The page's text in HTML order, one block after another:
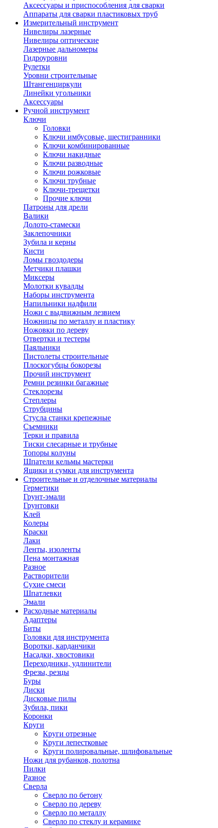
Аксессуары и приспособления для сварки
Аппараты для сварки пластиковых труб
Измерительный инструмент
Нивелиры лазерные
Нивелиры оптические
Лазерные дальномеры
Гидроуровни
Рулетки
Уровни строительные
Штангенциркули
Линейки угольники
Аксессуары
Ручной инструмент
Ключи
Головки
Ключи имбусовые, шестигранники
Ключи комбинированные
Ключи накидные
Ключи разводные
Ключи рожковые
Ключи трубные
Ключи-трещетки
Прочие ключи
Патроны для дрели
Валики
Долото-стамески
Заклепочники
Зубила и керны
Кисти
Ломы гвоздодеры
Метчики плашки
Миксеры
Молотки кувалды
Наборы инструмента
Напильники надфили
Ножи с выдвижным лезвием
Ножницы по металлу и пластику
Ножовки по дереву
Отвертки и тестеры
Паяльники
Пистолеты строительные
Плоскогубцы бокорезы
Прочий инструмент
Ремни резинки багажные
Стеклорезы
Степлеры
Струбцины
Стусла станки крепежные
Съемники
Терки и правила
Тиски слесарные и трубные
Топоры колуны
Шпатели кельмы мастерки
Ящики и сумки для инструмента
Строительные и отделочные материалы
Герметики
Грунт-эмали
Грунтовки
Клей
Колеры
Краски
Лаки
Ленты, изоленты
Пена монтажная
Разное
Растворители
Сухие смеси
Шпатлевки
Эмали
Расходные материалы
Адаптеры
Биты
Головки для инструмента
Воротки, карданчики
Насадки, хвостовики
Переходники, удлинители
Фрезы, резцы
Буры
Диски
Дисковые пилы
Зубила, пики
Коронки
Круги
Круги отрезные
Круги лепестковые
Круги полировальные, шлифовальные
Ножи для рубанков, полотна
Пилки
Разное
Сверла
Сверло по бетону
Сверло по дереву
Сверло по металлу
Сверло по стеклу и керамике